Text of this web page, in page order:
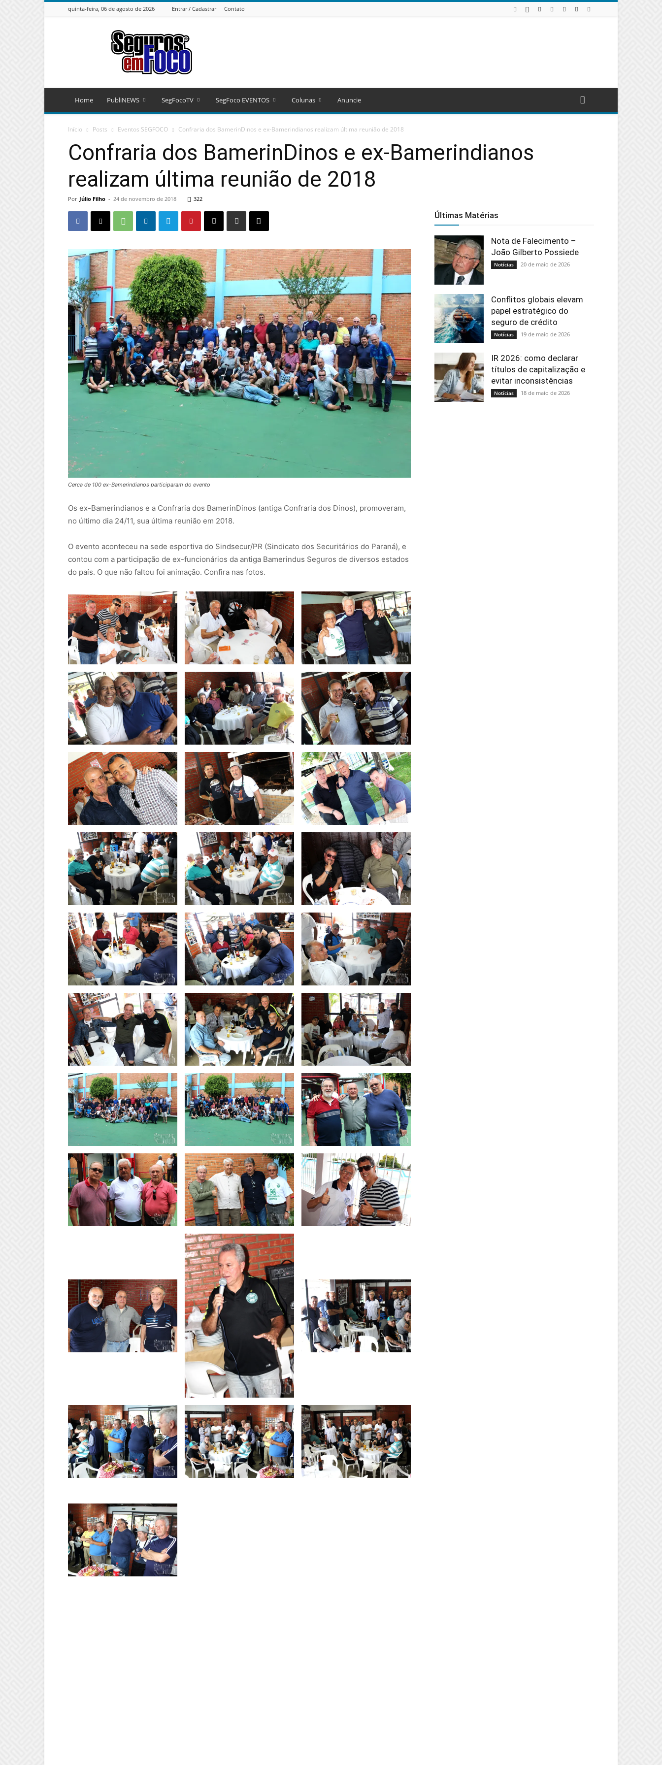
quinta-feira, 06 de agosto de 2026 Entrar / Cadastrar Contato
Seguros
em
Foco
Home PubliNEWS SegFocoTV SegFoco EVENTOS Colunas Anuncie
Início Posts Eventos SEGFOCO Confraria dos BamerinDinos e ex-Bamerindianos realizam última reunião de 2018
Confraria dos BamerinDinos e ex-Bamerindianos
realizam última reunião de 2018
Por Júlio Filho - 24 de novembro de 2018 322
Cerca de 100 ex-Bamerindianos participaram do evento
Os ex-Bamerindianos e a Confraria dos BamerinDinos (antiga Confraria dos Dinos), promoveram,
no último dia 24/11, sua última reunião em 2018.
O evento aconteceu na sede esportiva do Sindsecur/PR (Sindicato dos Securitários do Paraná), e
contou com a participação de ex-funcionários da antiga Bamerindus Seguros de diversos estados
do país. O que não faltou foi animação. Confira nas fotos.
Últimas Matérias
Nota de Falecimento –
João Gilberto Possiede
Notícias 20 de maio de 2026
Conflitos globais elevam
papel estratégico do
seguro de crédito
Notícias 19 de maio de 2026
IR 2026: como declarar
títulos de capitalização e
evitar inconsistências
Notícias 18 de maio de 2026